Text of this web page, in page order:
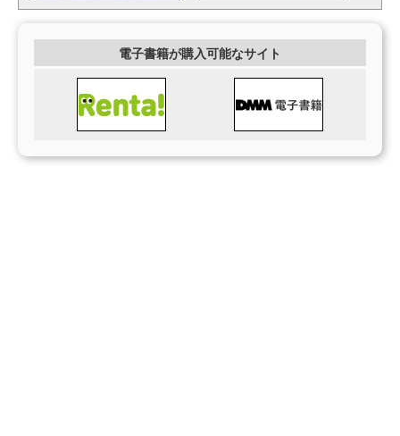
電子書籍が購入可能なサイト